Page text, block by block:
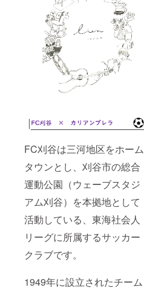
FC刈谷は三河地区をホーム
タウンとし、刈谷市の総合
運動公園（ウェーブスタジ
アム刈谷）を本拠地として
活動している、東海社会人
リーグに所属するサッカー
クラブです。
1949年に設立されたチーム